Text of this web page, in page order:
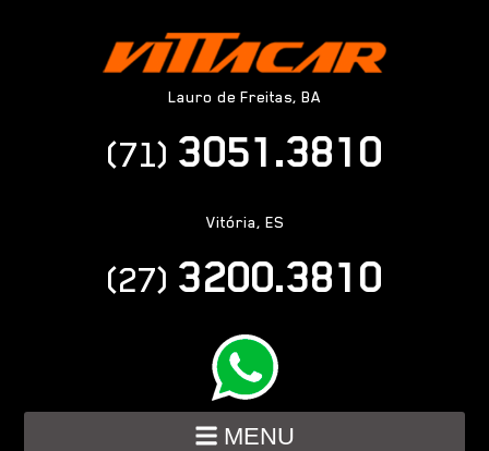
Lauro de Freitas, BA
(71) 3051.3810
Vitória, ES
(27) 3200.3810